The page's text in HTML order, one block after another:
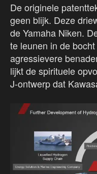
De originele
geen blijk. Deze
de Yamaha Niken.
te leunen in de
agressievere
lijkt de spirituele
J-ontwerp dat